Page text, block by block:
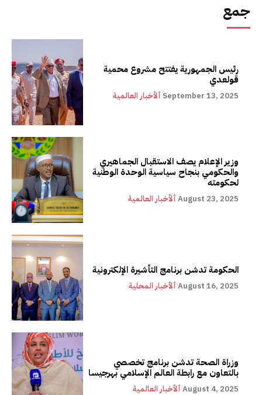
جمع
رئيس الجمهورية يفتتح مشروع محمية
قولعدي
ألأخبار العالمية September 13, 2025
وزير الإعلام يصف الاستقبال الجماهيري
والحكومي بنجاح سياسية الوحدة الوطنية
لحكومته
ألأخبار العالمية August 23, 2025
الحكومة تدشن برنامج التأشيرة الإلكترونية
ألأخبار المحلية August 16, 2025
وزراة الصحة تدشن برنامج تخصصي
بالتعاون مع رابطة العالم الإسلامي بهرجيسا
ألأخبار العالمية August 4, 2025